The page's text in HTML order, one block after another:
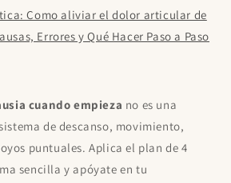
Como aliviar el dolor articular de
Errores y Qué Hacer Paso a Paso
cuando empieza no es una
de descanso, movimiento,
puntuales. Aplica el plan de 4
sencilla y apóyate en tu